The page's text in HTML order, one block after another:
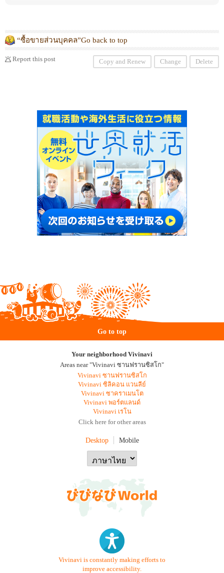
“ซื้อขายส่วนบุคคล”Go back to top
Report this post Copy and Renew Change Delete
Go to top
Your neighborhood Vivinavi
Areas near "Vivinavi ซานฟรานซิสโก"
Vivinavi ซานฟรานซิสโก
Vivinavi ซิลิคอน แวนลีย์
Vivinavi ซาคราเมนโต
Vivinavi พอร์ตแลนด์
Vivinavi เรโน
Click here for other areas
Desktop Mobile
Vivinavi is constantly making efforts to
improve accessibility.